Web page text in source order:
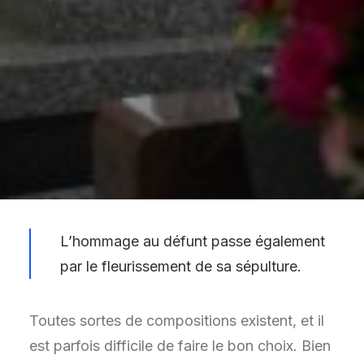
L’hommage au défunt passe également
par le fleurissement de sa sépulture.
Toutes sortes de compositions existent, et il
est parfois difficile de faire le bon choix. Bien